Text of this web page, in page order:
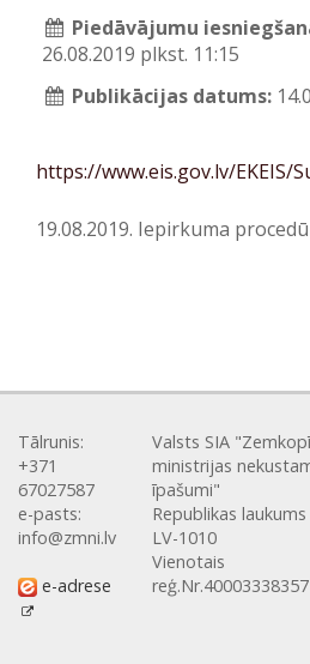
Piedāvājumu
26.08.2019 plkst. 11:15
Publikācijas datums:
https://www.eis.gov.lv/
19.08.2019. Iepirkuma
Tālrunis:
+371
67027587
e-pasts:
info@zmni.lv
e-adrese
Valsts SIA
ministrijas
īpašumi"
Republikas
LV-1010
Vienotais
reģ.Nr.40003338357